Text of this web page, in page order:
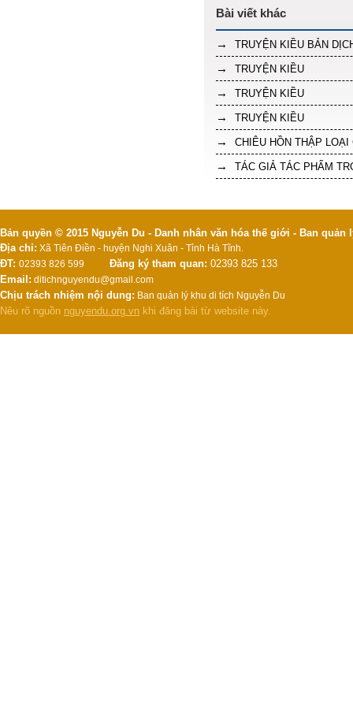
TRUYỆN KIỀU BẢN
TRUYỆN KIỀU
TRUYỆN KIỀU
TRUYỆN KIỀU
CHIÊU HỒN THẬP LOẠI
TÁC GIẢ TÁC PHẨM
Bản quyền © 2015 Nguyễn Du - Danh nhân văn hóa thế giới - Ban
Địa chỉ: Xã Tiên Điền - huyện Nghi Xuân - Tỉnh Hà Tĩnh.
ĐT: 02393 826 599 Đăng ký tham quan: 02393 825 133
Email: ditichnguyendu@gmail.com
Chịu trách nhiệm nội dung: Ban quản lý khu di tích Nguyễn Du
Nêu rõ nguồn nguyendu.org.vn khi đăng bài từ website này.